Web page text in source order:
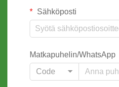
Sähköposti
Matkapuhelin/WhatsApp
Code